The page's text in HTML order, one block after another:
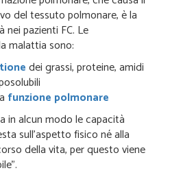
del tessuto polmonare, è la
pazienti FC. Le
malattia sono:
dei grassi, proteine, amidi
funzione polmonare
in alcun modo le capacità
sull’aspetto fisico né alla
della vita, per questo viene